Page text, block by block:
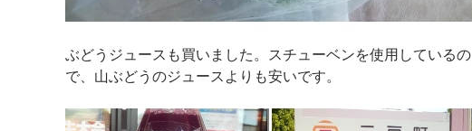
ぶどうジュースも買いました。スチューベンを使用しているの
で、山ぶどうのジュースよりも安いです。